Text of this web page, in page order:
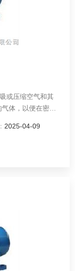
或压缩空气和其
体，以便在密闭
2025-04-09